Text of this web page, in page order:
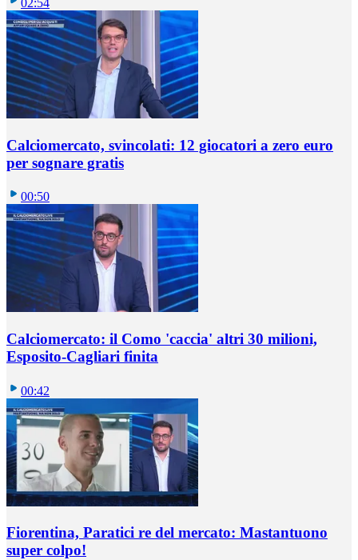
Calciomercato, svincolati: 12 giocatori a zero euro
per sognare gratis
00:50
Calciomercato: il Como 'caccia' altri 30 milioni,
Esposito-Cagliari finita
00:42
Fiorentina, Paratici re del mercato: Mastantuono
super colpo!